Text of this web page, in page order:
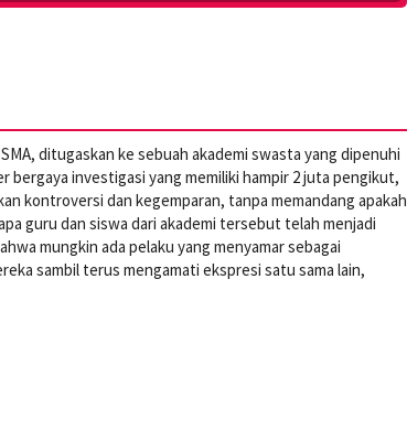
ditugaskan ke sebuah akademi swasta yang dipenuhi
bergaya investigasi yang memiliki hampir 2 juta pengikut,
kontroversi dan kegemparan, tanpa memandang apakah
guru dan siswa dari akademi tersebut telah menjadi
mungkin ada pelaku yang menyamar sebagai
sambil terus mengamati ekspresi satu sama lain,